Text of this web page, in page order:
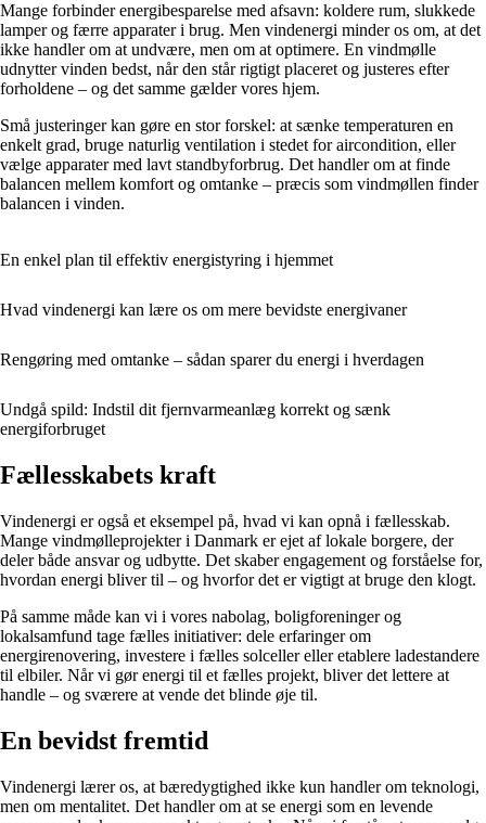
Mange forbinder energibesparelse med afsavn: koldere rum, slukkede
lamper og færre apparater i brug. Men vindenergi minder os om, at det
ikke handler om at undvære, men om at optimere. En vindmølle
udnytter vinden bedst, når den står rigtigt placeret og justeres efter
forholdene – og det samme gælder vores hjem.
Små justeringer kan gøre en stor forskel: at sænke temperaturen en
enkelt grad, bruge naturlig ventilation i stedet for aircondition, eller
vælge apparater med lavt standbyforbrug. Det handler om at finde
balancen mellem komfort og omtanke – præcis som vindmøllen finder
balancen i vinden.
En enkel plan til effektiv energistyring i hjemmet
Hvad vindenergi kan lære os om mere bevidste energivaner
Rengøring med omtanke – sådan sparer du energi i hverdagen
Undgå spild: Indstil dit fjernvarmeanlæg korrekt og sænk
energiforbruget
Fællesskabets kraft
Vindenergi er også et eksempel på, hvad vi kan opnå i fællesskab.
Mange vindmølleprojekter i Danmark er ejet af lokale borgere, der
deler både ansvar og udbytte. Det skaber engagement og forståelse for,
hvordan energi bliver til – og hvorfor det er vigtigt at bruge den klogt.
På samme måde kan vi i vores nabolag, boligforeninger og
lokalsamfund tage fælles initiativer: dele erfaringer om
energirenovering, investere i fælles solceller eller etablere ladestandere
til elbiler. Når vi gør energi til et fælles projekt, bliver det lettere at
handle – og sværere at vende det blinde øje til.
En bevidst fremtid
Vindenergi lærer os, at bæredygtighed ikke kun handler om teknologi,
men om mentalitet. Det handler om at se energi som en levende